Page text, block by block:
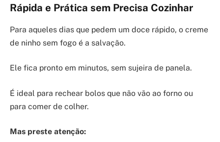
Rápida e Prática sem Precisa Cozinhar
Para aqueles dias que pedem um doce rápido, o creme
de ninho sem fogo é a salvação.
Ele fica pronto em minutos, sem sujeira de panela.
É ideal para rechear bolos que não vão ao forno ou
para comer de colher.
Mas preste atenção: